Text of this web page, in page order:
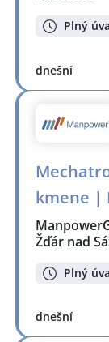
Plný
dnešní
kmene |
Žďár nad
Plný
dnešní